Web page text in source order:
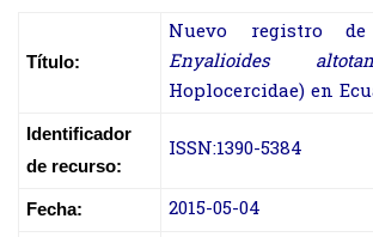
Título:
Nuevo registro
Enyalioides
Hoplocercidae) en
Identificador
de recurso:
ISSN:1390-5384
Fecha: 2015-05-04